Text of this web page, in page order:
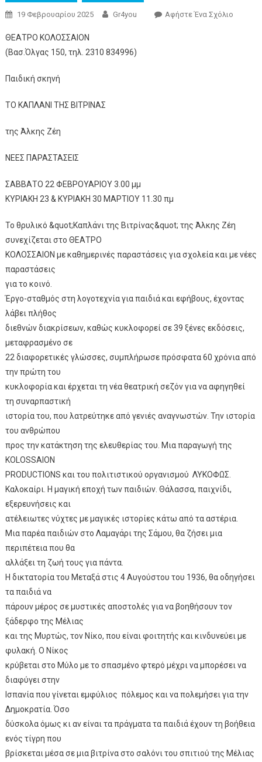
19 Φεβρουαρίου 2025 Gr4you Αφήστε Ένα Σχόλιο
ΘΕΑΤΡΟ ΚΟΛΟΣΣΑΙΟΝ
(Βασ.Όλγας 150, τηλ. 2310 834996)
Παιδική σκηνή
ΤΟ ΚΑΠΛΑΝΙ ΤΗΣ ΒΙΤΡΙΝΑΣ
της Άλκης Ζέη
ΝΕΕΣ ΠΑΡΑΣΤΑΣΕΙΣ
ΣΑΒΒΑΤΟ 22 ΦΕΒΡΟΥΑΡΙΟΥ 3.00 μμ
ΚΥΡΙΑΚΗ 23 & ΚΥΡΙΑΚΗ 30 ΜΑΡΤΙΟΥ 11.30 πμ
Το θρυλικό &quot;Καπλάνι της Βιτρίνας&quot; της Άλκης Ζέη
συνεχίζεται στο ΘΕΑΤΡΟ
ΚΟΛΟΣΣΑΙΟΝ με καθημερινές παραστάσεις για σχολεία και με νέες
παραστάσεις
για το κοινό.
Έργο-σταθμός στη λογοτεχνία για παιδιά και εφήβους, έχοντας
λάβει πλήθος
διεθνών διακρίσεων, καθώς κυκλοφορεί σε 39 ξένες εκδόσεις,
μεταφρασμένο σε
22 διαφορετικές γλώσσες, συμπλήρωσε πρόσφατα 60 χρόνια από
την πρώτη του
κυκλοφορία και έρχεται τη νέα θεατρική σεζόν για να αφηγηθεί
τη συναρπαστική
ιστορία του, που λατρεύτηκε από γενιές αναγνωστών. Την ιστορία
του ανθρώπου
προς την κατάκτηση της ελευθερίας του. Μια παραγωγή της
KOLOSSAION
PRODUCTIONS και του πολιτιστικού οργανισμού ΛΥΚΟΦΩΣ.
Καλοκαίρι. Η μαγική εποχή των παιδιών. Θάλασσα, παιχνίδι,
εξερευνήσεις και
ατέλειωτες νύχτες με μαγικές ιστορίες κάτω από τα αστέρια.
Μια παρέα παιδιών στο Λαμαγάρι της Σάμου, θα ζήσει μια
περιπέτεια που θα
αλλάξει τη ζωή τους για πάντα.
Η δικτατορία του Μεταξά στις 4 Αυγούστου του 1936, θα οδηγήσει
τα παιδιά να
πάρουν μέρος σε μυστικές αποστολές για να βοηθήσουν τον
ξάδερφο της Μέλιας
και της Μυρτώς, τον Νίκο, που είναι φοιτητής και κινδυνεύει με
φυλακή. Ο Νίκος
κρύβεται στο Μύλο με το σπασμένο φτερό μέχρι να μπορέσει να
διαφύγει στην
Ισπανία που γίνεται εμφύλιος πόλεμος και να πολεμήσει για την
Δημοκρατία. Όσο
δύσκολα όμως κι αν είναι τα πράγματα τα παιδιά έχουν τη βοήθεια
ενός τίγρη που
βρίσκεται μέσα σε μια βιτρίνα στο σαλόνι του σπιτιού της Μέλιας